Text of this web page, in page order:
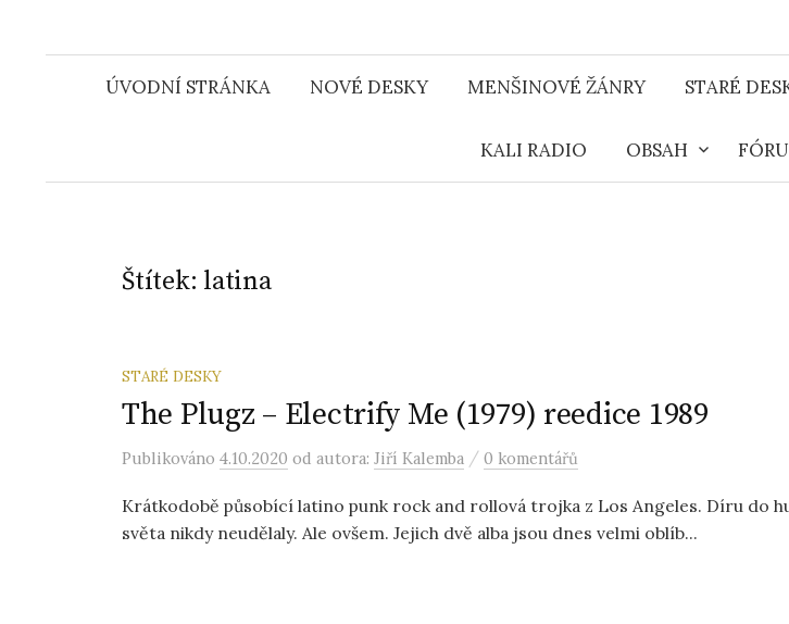
ÚVODNÍ STRÁNKA NOVÉ DESKY MENŠINOVÉ ŽÁNRY STARÉ
KALI RADIO OBSAH
Štítek: latina
STARÉ DESKY
The Plugz – Electrify Me (1979) reedice 1989
Publikováno 4.10.2020 od autora: Jiří Kalemba / 0 komentářů
Krátkodobě působící latino punk rock and rollová trojka z Los Angeles. Díru do
světa nikdy neudělaly. Ale ovšem. Jejich dvě alba jsou dnes velmi oblíb...